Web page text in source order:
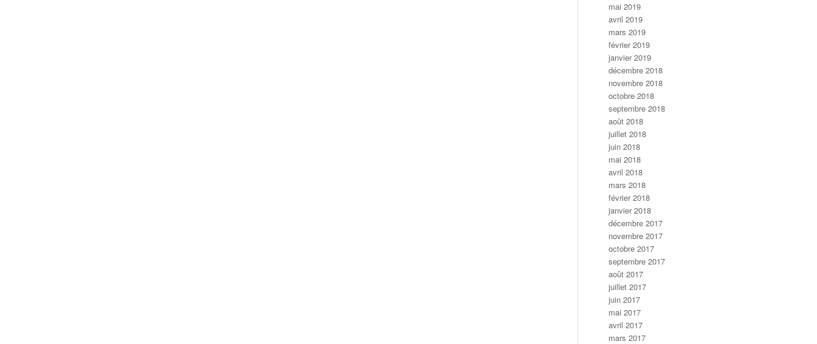
mai 2019
avril 2019
mars 2019
février 2019
janvier 2019
décembre 2018
novembre 2018
octobre 2018
septembre 2018
août 2018
juillet 2018
juin 2018
mai 2018
avril 2018
mars 2018
février 2018
janvier 2018
décembre 2017
novembre 2017
octobre 2017
septembre 2017
août 2017
juillet 2017
juin 2017
mai 2017
avril 2017
mars 2017